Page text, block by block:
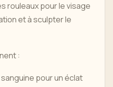
rouleaux pour le visage
et à sculpter le
:
pour un éclat